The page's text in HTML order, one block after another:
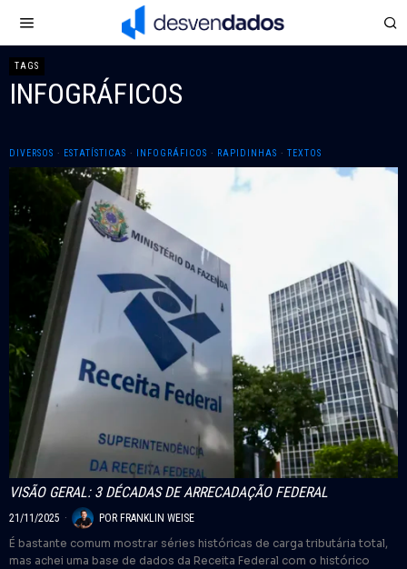
TAGS
INFOGRÁFICOS
DIVERSOS · ESTATÍSTICAS · INFOGRÁFICOS · RAPIDINHAS · TEXTOS
VISÃO GERAL: 3 DÉCADAS DE ARRECADAÇÃO FEDERAL
21/11/2025 POR FRANKLIN WEISE
É bastante comum mostrar séries históricas de carga tributária total,
mas achei uma base de dados da Receita Federal com o histórico